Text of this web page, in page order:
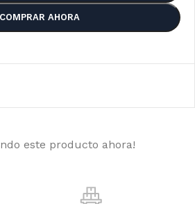
COMPRAR AHORA
este producto ahora!